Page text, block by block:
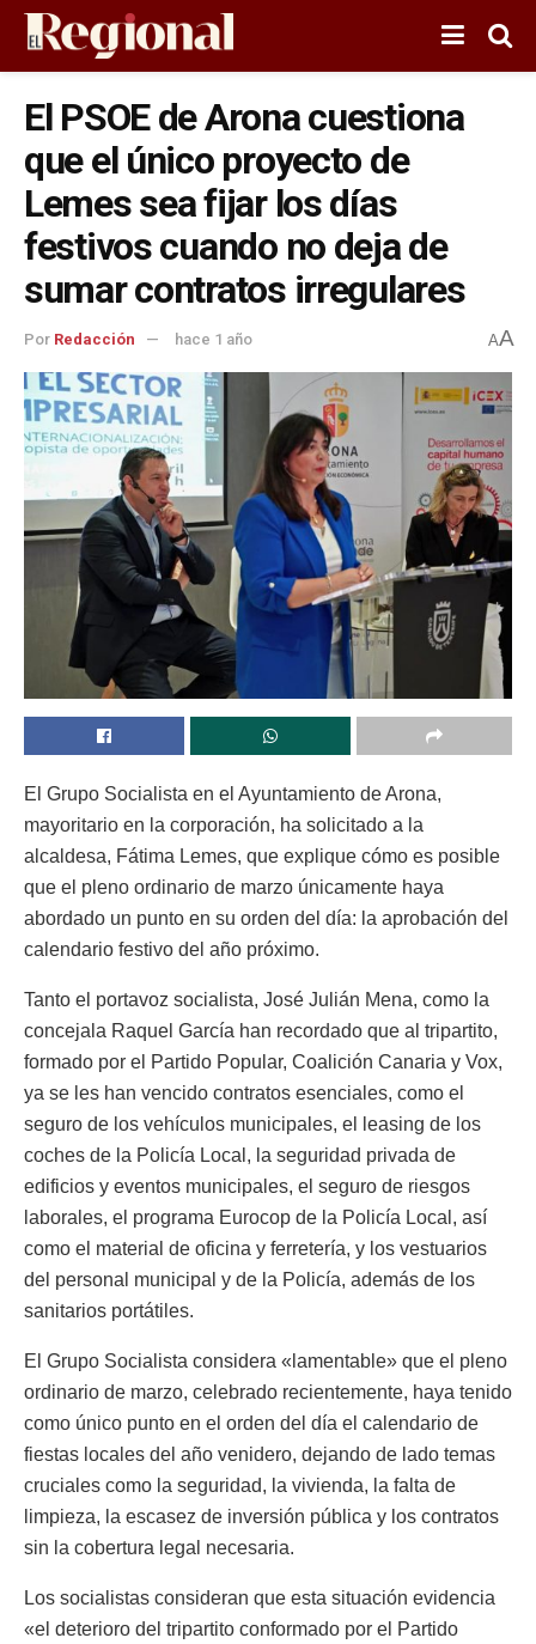
El PSOE de Arona cuestiona
que el único proyecto de
Lemes sea fijar los días
festivos cuando no deja de
sumar contratos irregulares
Por Redacción hace 1 año AA
El Grupo Socialista en el Ayuntamiento de Arona,
mayoritario en la corporación, ha solicitado a la
alcaldesa, Fátima Lemes, que explique cómo es posible
que el pleno ordinario de marzo únicamente haya
abordado un punto en su orden del día: la aprobación del
calendario festivo del año próximo.
Tanto el portavoz socialista, José Julián Mena, como la
concejala Raquel García han recordado que al tripartito,
formado por el Partido Popular, Coalición Canaria y Vox,
ya se les han vencido contratos esenciales, como el
seguro de los vehículos municipales, el leasing de los
coches de la Policía Local, la seguridad privada de
edificios y eventos municipales, el seguro de riesgos
laborales, el programa Eurocop de la Policía Local, así
como el material de oficina y ferretería, y los vestuarios
del personal municipal y de la Policía, además de los
sanitarios portátiles.
El Grupo Socialista considera «lamentable» que el pleno
ordinario de marzo, celebrado recientemente, haya tenido
como único punto en el orden del día el calendario de
fiestas locales del año venidero, dejando de lado temas
cruciales como la seguridad, la vivienda, la falta de
limpieza, la escasez de inversión pública y los contratos
sin la cobertura legal necesaria.
Los socialistas consideran que esta situación evidencia
«el deterioro del tripartito conformado por el Partido